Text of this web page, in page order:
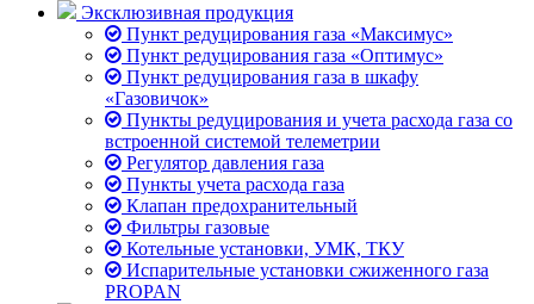
Эксклюзивная продукция
Пункт редуцирования газа «Максимус»
Пункт редуцирования газа «Оптимус»
Пункт редуцирования газа в шкафу
«Газовичок»
Пункты редуцирования и учета расхода газа со
встроенной системой телеметрии
Регулятор давления газа
Пункты учета расхода газа
Клапан предохранительный
Фильтры газовые
Котельные установки, УМК, ТКУ
Испарительные установки сжиженного газа
PROPAN